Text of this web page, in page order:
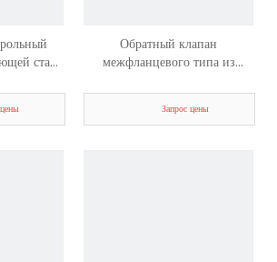
стали
Обратный клапан
межфланцевого типа из
Запрос цены